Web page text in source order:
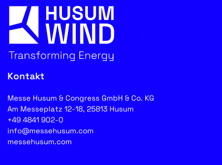
Kontakt
Messe Husum & Congress GmbH & Co. KG
Am Messeplatz 12-18, 25813 Husum
+49 4841 902-0
info@messehusum.com
messehusum.com